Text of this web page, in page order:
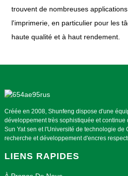
trouvent de nombreuses
l'imprimerie, en particulier pour les
haute qualité et à haut rendement.
Créée en 2008, Shunfeng dispose d'une
développement très sophistiquée et
Sun Yat sen et l'Université de technologie de
recherche et développement d'encres
LIENS RAPIDES